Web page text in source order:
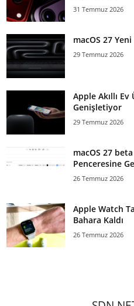
31 Temmuz 2026
macOS 27
29 Temmuz 2026
Apple Akıllı
Genişletiyor
29 Temmuz 2026
macOS 27
Penceresine
26 Temmuz 2026
Apple Watch
Bahara Kaldı
26 Temmuz 2026